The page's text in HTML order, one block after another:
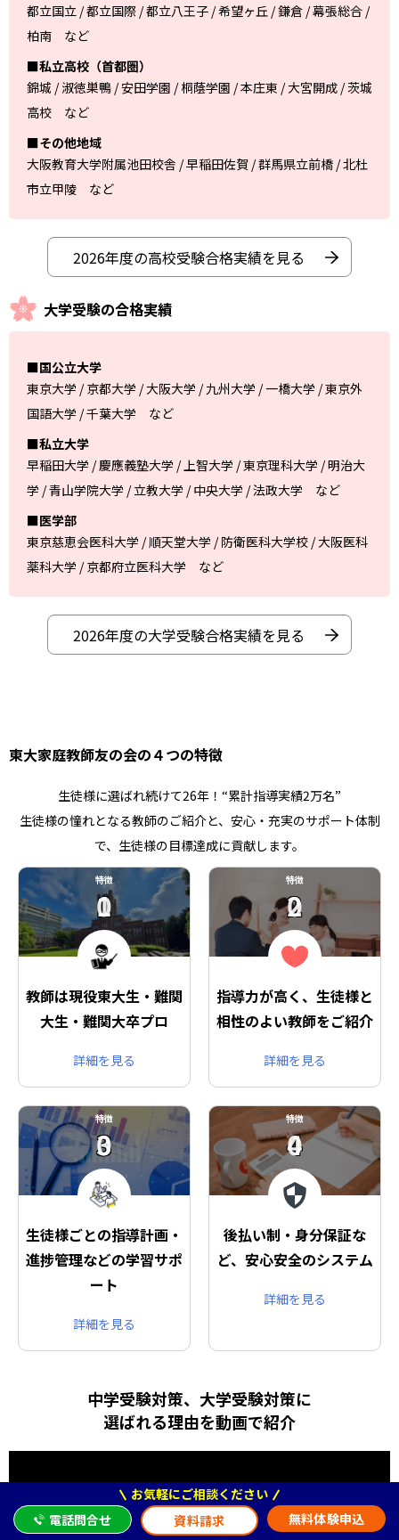
都立国立 / 都立国際 / 都立八王子 / 希望ヶ丘 / 鎌倉 / 幕張総合 /
柏南 など
■私立高校（首都圏）
錦城 / 淑徳巣鴨 / 安田学園 / 桐蔭学園 / 本庄東 / 大宮開成 / 茨城
高校 など
■その他地域
大阪教育大学附属池田校舎 / 早稲田佐賀 / 群馬県立前橋 / 北杜
市立甲陵 など
2026年度の高校受験合格実績を見る
大学受験の合格実績
■国公立大学
東京大学 / 京都大学 / 大阪大学 / 九州大学 / 一橋大学 / 東京外
国語大学 / 千葉大学 など
■私立大学
早稲田大学 / 慶應義塾大学 / 上智大学 / 東京理科大学 / 明治大
学 / 青山学院大学 / 立教大学 / 中央大学 / 法政大学 など
■医学部
東京慈恵会医科大学 / 順天堂大学 / 防衛医科大学校 / 大阪医科
薬科大学 / 京都府立医科大学 など
2026年度の大学受験合格実績を見る
東大家庭教師友の会の４つの特徴
生徒様に選ばれ続けて26年！“累計指導実績2万名”
生徒様の憧れとなる教師のご紹介と、安心・充実のサポート体制
で、生徒様の目標達成に貢献します。
特徴
01
教師は現役東大生・難関
大生・難関大卒プロ
詳細を見る
特徴
02
指導力が高く、生徒様と
相性のよい教師をご紹介
詳細を見る
特徴
03
生徒様ごとの指導計画・
進捗管理などの学習サポ
ート
詳細を見る
特徴
04
後払い制・身分保証な
ど、安心安全のシステム
詳細を見る
中学受験対策、大学受験対策に
選ばれる理由を動画で紹介
お気軽にご相談ください
電話問合せ
資料請求 無料体験申込